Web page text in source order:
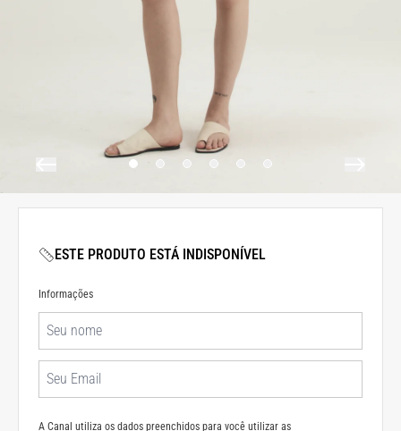
ESTE PRODUTO ESTÁ INDISPONÍVEL
Informações
A Canal utiliza os dados preenchidos para você utilizar as